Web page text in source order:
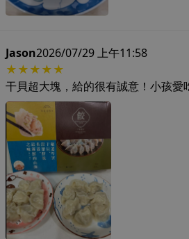
Jason2026/07/29 上午11:58
★★★★★
干貝超大塊，給的很有誠意！小孩